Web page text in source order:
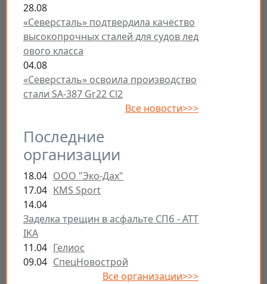
28.08
«Северсталь» подтвердила качество
высокопрочных сталей для судов лед
ового класса
04.08
«Северсталь» освоила производство
стали SA-387 Gr22 Cl2
Все новости>>>
Последние
организации
18.04 ООО "Эко-Дах"
17.04 KMS Sport
14.04
Заделка трещин в асфальте СПб - ATT
IKA
11.04 Гелиос
09.04 СпецНовострой
Все организации>>>